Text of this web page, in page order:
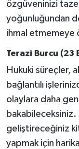
özgüveninizi
yoğunluğundan
ihmal etmemeye
Terazi Burcu (23
Hukuki süreçler,
bağlantılı
olaylara daha
bakabileceksiniz.
geliştireceğiniz
yapmak için